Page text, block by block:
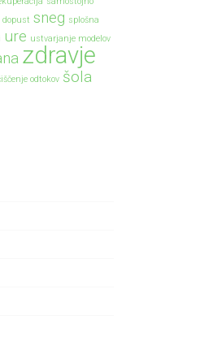
dopust sneg splošna
ure ustvarjanje modelov
zdravje
odtokov šola